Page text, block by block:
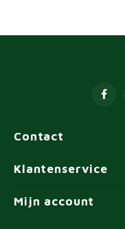
Contact
Klantenservice
Mijn account